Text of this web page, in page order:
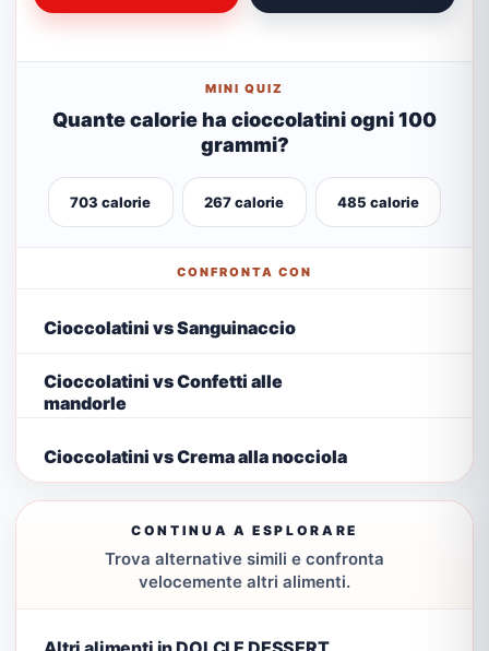
MINI QUIZ
Quante calorie ha cioccolatini ogni 100
grammi?
703 calorie 267 calorie 485 calorie
CONFRONTA CON
Cioccolatini vs Sanguinaccio
Cioccolatini vs Confetti alle
mandorle
Cioccolatini vs Crema alla nocciola
CONTINUA A ESPLORARE
Trova alternative simili e confronta
velocemente altri alimenti.